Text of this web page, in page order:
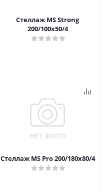
Стеллаж MS Strong
200/100x50/4
Стеллаж MS Pro 200/180x80/4